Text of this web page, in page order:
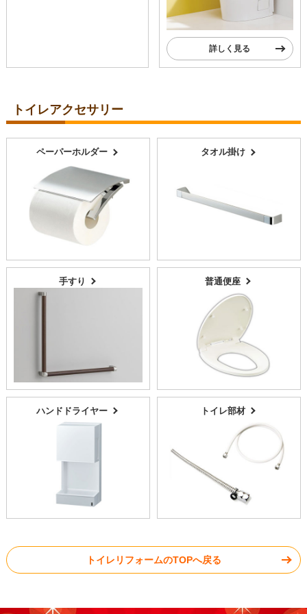
詳しく見る
トイレアクセサリー
ペーパーホルダー タオル掛け
手すり 普通便座
ハンドドライヤー トイレ部材
トイレリフォームのTOPへ戻る